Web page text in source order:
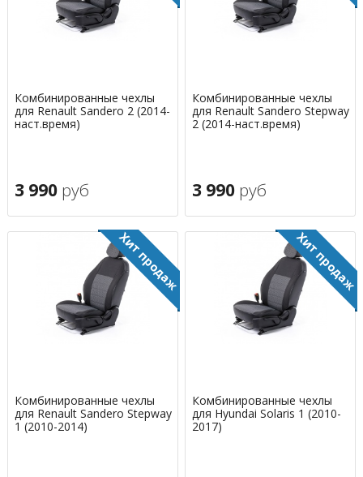
Комбинированные чехлы
для Renault Sandero 2 (2014-
наст.время)
3 990 руб
Комбинированные чехлы
для Renault Sandero Stepway
2 (2014-наст.время)
3 990 руб
Комбинированные чехлы
для Renault Sandero Stepway
1 (2010-2014)
Комбинированные чехлы
для Hyundai Solaris 1 (2010-
2017)